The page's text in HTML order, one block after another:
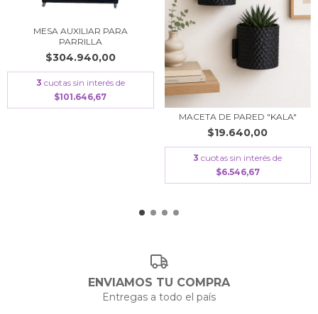
MESA AUXILIAR PARA
PARRILLA
$304.940,00
3 cuotas sin interés de
$101.646,67
MACETA DE PARED "KALA"
$19.640,00
3 cuotas sin interés de
$6.546,67
ENVIAMOS TU COMPRA
Entregas a todo el país